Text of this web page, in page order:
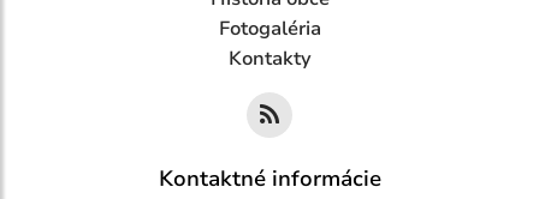
Fotogaléria
Kontakty
Kontaktné informácie